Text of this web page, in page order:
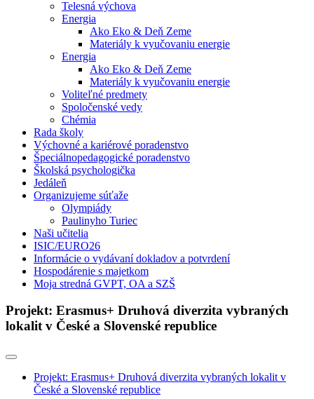
Telesná výchova
Energia
Ako Eko & Deň Zeme
Materiály k vyučovaniu energie
Energia
Ako Eko & Deň Zeme
Materiály k vyučovaniu energie
Voliteľné predmety
Spoločenské vedy
Chémia
Rada školy
Výchovné a kariérové poradenstvo
Špeciálnopedagogické poradenstvo
Školská psychologička
Jedáleň
Organizujeme súťaže
Olympiády
Paulinyho Turiec
Naši učitelia
ISIC/EURO26
Informácie o vydávaní dokladov a potvrdení
Hospodárenie s majetkom
Moja stredná GVPT, OA a SZŠ
Projekt: Erasmus+ Druhová diverzita vybraných
lokalit v České a Slovenské republice
Projekt: Erasmus+ Druhová diverzita vybraných lokalit v
České a Slovenské republice